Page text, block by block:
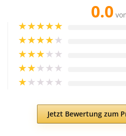
0.0
★★★★★
★★★★★
★★★★★
★★★★★
★★★★★
Jetzt Bewertung zum